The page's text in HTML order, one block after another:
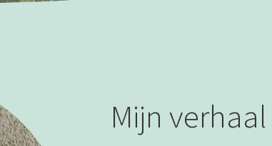
Mijn verhaal